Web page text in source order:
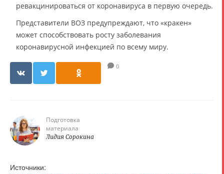
ревакцинироваться от коронавируса в первую очередь.
Представители ВОЗ предупреждают, что «кракен»
может способствовать росту заболевания
коронавирусной инфекцией по всему миру.
0
Подготовка
материала
Лидия Сорокина
Источники: